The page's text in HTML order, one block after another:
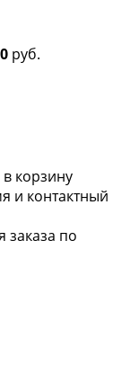
руб.
корзину
и контактный
заказа по